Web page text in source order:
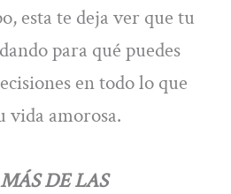
esta te deja ver que tu
para qué puedes
en todo lo que
vida amorosa.
DE LAS